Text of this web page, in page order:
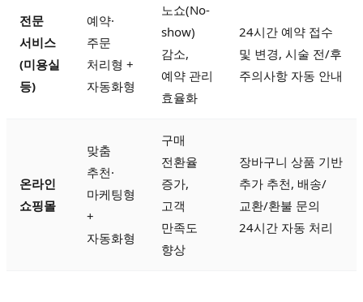
전문
서비스
(미용실
등)
예약·
주문
처리형 +
자동화형
노쇼(No-
show)
감소,
예약 관리
효율화
24시간 예약 접수
및 변경, 시술 전/후
주의사항 자동 안내
온라인
쇼핑몰
맞춤
추천·
마케팅형
+
자동화형
구매
전환율
증가,
고객
만족도
향상
장바구니 상품 기반
추가 추천, 배송/
교환/환불 문의
24시간 자동 처리